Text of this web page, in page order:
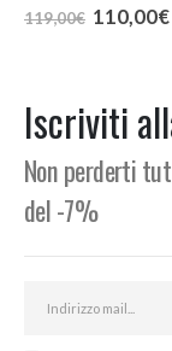
119,00€ Il
prezzo
110,00€Il
Iscriviti
Non perderti
del -7%